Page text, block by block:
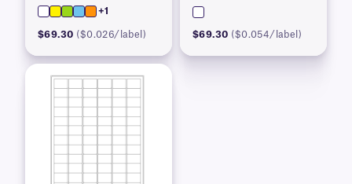
+1
$69.30 ($0.026/label) $69.30 ($0.054/label)